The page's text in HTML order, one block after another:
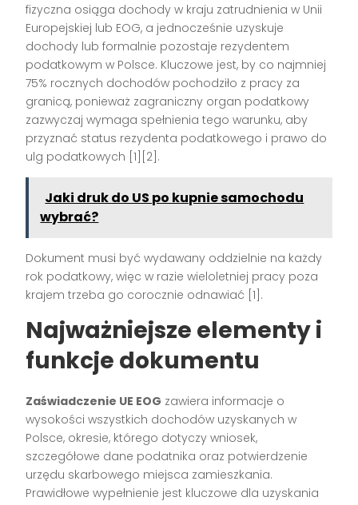
fizyczna osiąga dochody w kraju zatrudnienia w Unii
Europejskiej lub EOG, a jednocześnie uzyskuje
dochody lub formalnie pozostaje rezydentem
podatkowym w Polsce. Kluczowe jest, by co najmniej
75% rocznych dochodów pochodziło z pracy za
granicą, ponieważ zagraniczny organ podatkowy
zazwyczaj wymaga spełnienia tego warunku, aby
przyznać status rezydenta podatkowego i prawo do
ulg podatkowych [1][2] .
Jaki druk do US po kupnie samochodu
wybrać?
Dokument musi być wydawany oddzielnie na każdy
rok podatkowy, więc w razie wieloletniej pracy poza
krajem trzeba go corocznie odnawiać [1] .
Najważniejsze elementy i
funkcje dokumentu
Zaświadczenie UE EOG zawiera informacje o
wysokości wszystkich dochodów uzyskanych w
Polsce, okresie, którego dotyczy wniosek,
szczegółowe dane podatnika oraz potwierdzenie
urzędu skarbowego miejsca zamieszkania.
Prawidłowe wypełnienie jest kluczowe dla uzyskania